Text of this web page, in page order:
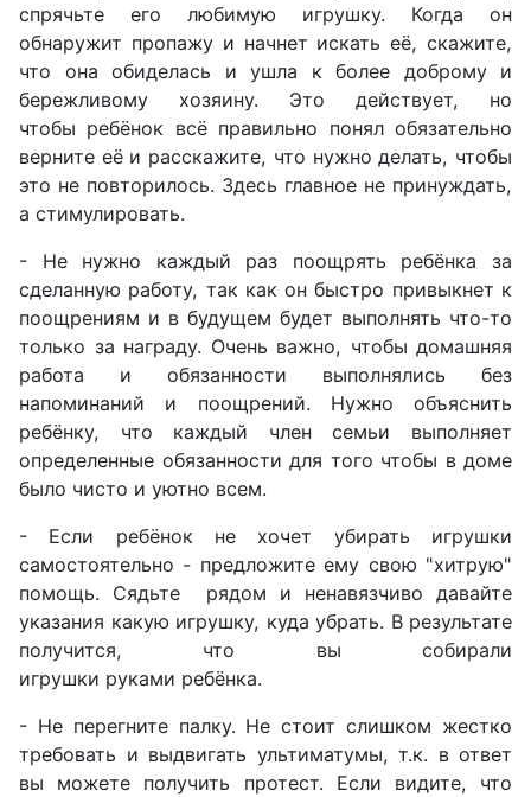
спрячьте его любимую игрушку. Когда он
обнаружит пропажу и начнет искать её, скажите,
что она обиделась и ушла к более доброму и
бережливому хозяину. Это действует, но
чтобы ребёнок всё правильно понял обязательно
верните её и расскажите, что нужно делать, чтобы
это не повторилось. Здесь главное не принуждать,
а стимулировать.
- Не нужно каждый раз поощрять ребёнка за
сделанную работу, так как он быстро привыкнет к
поощрениям и в будущем будет выполнять что-то
только за награду. Очень важно, чтобы домашняя
работа и обязанности выполнялись без
напоминаний и поощрений. Нужно объяснить
ребёнку, что каждый член семьи выполняет
определенные обязанности для того чтобы в доме
было чисто и уютно всем.
- Если ребёнок не хочет убирать игрушки
самостоятельно - предложите ему свою "хитрую"
помощь. Сядьте рядом и ненавязчиво давайте
указания какую игрушку, куда убрать. В результате
получится, что вы собирали
игрушки руками ребёнка.
- Не перегните палку. Не стоит слишком жестко
требовать и выдвигать ультиматумы, т.к. в ответ
вы можете получить протест. Если видите, что